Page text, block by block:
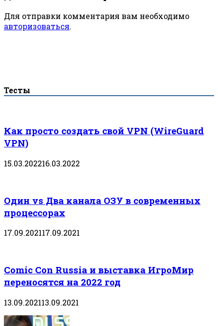
Для отправки комментария вам необходимо
авторизоваться.
Тесты
Как просто создать свой VPN (WireGuard
VPN)
15.03.202216.03.2022
Один vs Два канала ОЗУ в современных
процессорах
17.09.202117.09.2021
Comic Con Russia и выставка ИгроМир
переносятся на 2022 год
13.09.202113.09.2021